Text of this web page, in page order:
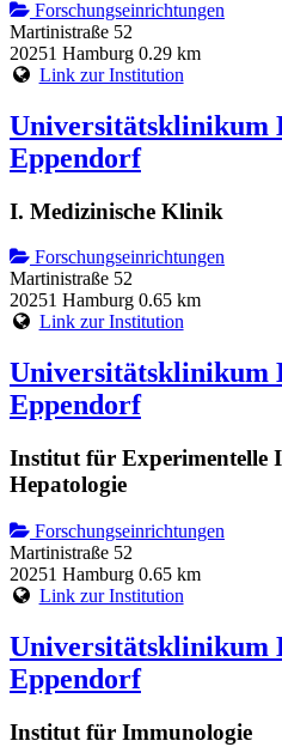
Forschungseinrichtungen
Martinistraße 52
20251 Hamburg 0.29 km
Link zur Institution
Universitätsklinikum
Eppendorf
I. Medizinische Klinik
Forschungseinrichtungen
Martinistraße 52
20251 Hamburg 0.65 km
Link zur Institution
Universitätsklinikum
Eppendorf
Institut für Experimentelle
Hepatologie
Forschungseinrichtungen
Martinistraße 52
20251 Hamburg 0.65 km
Link zur Institution
Universitätsklinikum
Eppendorf
Institut für Immunologie